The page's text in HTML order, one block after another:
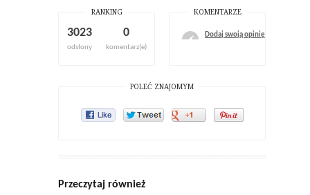
RANKING
3023
odsłony
0
komentarz(e)
KOMENTARZE
Dodaj swoją opinię
POLEĆ ZNAJOMYM
Przeczytaj również